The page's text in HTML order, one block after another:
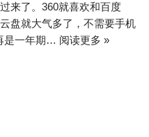
来了。360就喜欢和百度
盘就大气多了，不需要手机
是一年期… 阅读更多 »